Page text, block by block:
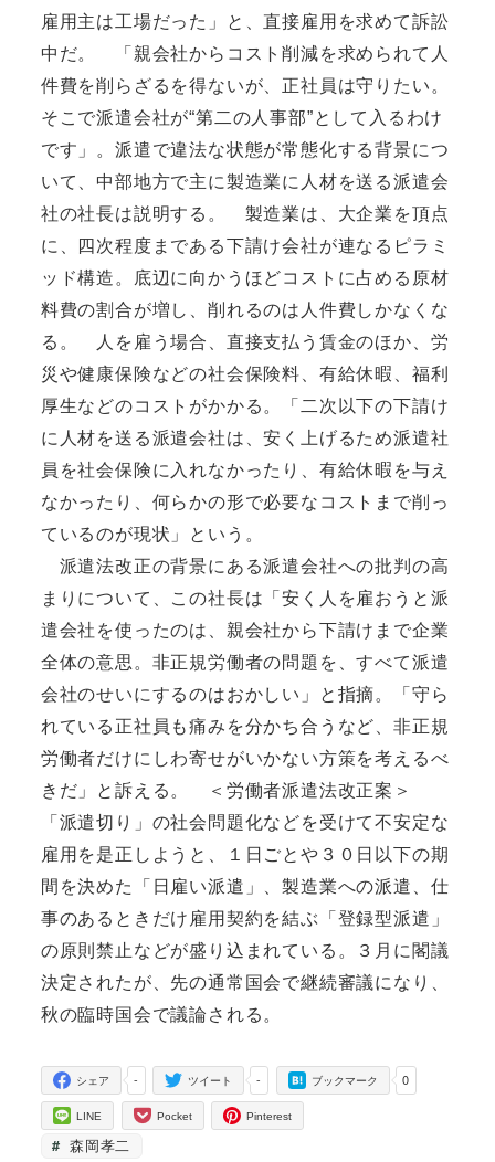
雇用主は工場だった」と、直接雇用を求めて訴訟
中だ。 「親会社からコスト削減を求められて人
件費を削らざるを得ないが、正社員は守りたい。
そこで派遣会社が“第二の人事部”として入るわけ
です」。派遣で違法な状態が常態化する背景につ
いて、中部地方で主に製造業に人材を送る派遣会
社の社長は説明する。 製造業は、大企業を頂点
に、四次程度まである下請け会社が連なるピラミ
ッド構造。底辺に向かうほどコストに占める原材
料費の割合が増し、削れるのは人件費しかなくな
る。 人を雇う場合、直接支払う賃金のほか、労
災や健康保険などの社会保険料、有給休暇、福利
厚生などのコストがかかる。「二次以下の下請け
に人材を送る派遣会社は、安く上げるため派遣社
員を社会保険に入れなかったり、有給休暇を与え
なかったり、何らかの形で必要なコストまで削っ
ているのが現状」という。
派遣法改正の背景にある派遣会社への批判の高
まりについて、この社長は「安く人を雇おうと派
遣会社を使ったのは、親会社から下請けまで企業
全体の意思。非正規労働者の問題を、すべて派遣
会社のせいにするのはおかしい」と指摘。「守ら
れている正社員も痛みを分かち合うなど、非正規
労働者だけにしわ寄せがいかない方策を考えるべ
きだ」と訴える。
＜労働者派遣法改正案＞
「派遣切り」の社会問題化などを受けて不安定な
雇用を是正しようと、１日ごとや３０日以下の期
間を決めた「日雇い派遣」、製造業への派遣、仕
事のあるときだけ雇用契約を結ぶ「登録型派遣」
の原則禁止などが盛り込まれている。３月に閣議
決定されたが、先の通常国会で継続審議になり、
秋の臨時国会で議論される。
-
シェア -
ツイート 0
ブックマーク
LINE Pocket Pinterest
森岡孝二